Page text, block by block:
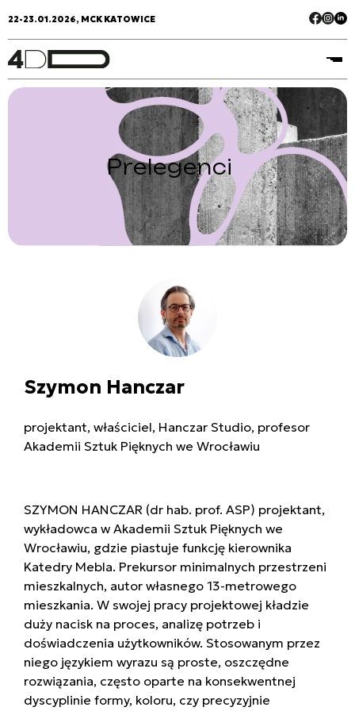
22-23.01.2026, MCK KATOWICE
Prelegenci
Szymon Hanczar
projektant, właściciel, Hanczar Studio, profesor
Akademii Sztuk Pięknych we Wrocławiu
SZYMON HANCZAR (dr hab. prof. ASP) projektant,
wykładowca w Akademii Sztuk Pięknych we
Wrocławiu, gdzie piastuje funkcję kierownika
Katedry Mebla. Prekursor minimalnych przestrzeni
mieszkalnych, autor własnego 13-metrowego
mieszkania. W swojej pracy projektowej kładzie
duży nacisk na proces, analizę potrzeb i
doświadczenia użytkowników. Stosowanym przez
niego językiem wyrazu są proste, oszczędne
rozwiązania, często oparte na konsekwentnej
dyscyplinie formy, koloru, czy precyzyjnie